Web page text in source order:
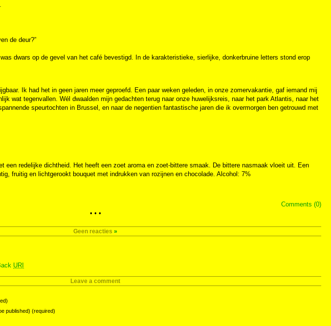
de deur?”
dwars op de gevel van het café bevestigd. In de karakteristieke, sierlijke, donkerbruine letters stond erop
Ik had het in geen jaren meer geproefd. Een paar weken geleden, in onze zomervakantie, gaf iemand mij
wat tegenvallen. Wél dwaalden mijn gedachten terug naar onze huwelijksreis, naar het park Atlantis, naar het
speurtochten in Brussel, en naar de negentien fantastische jaren die ik overmorgen ben getrouwd met
een redelijke dichtheid. Het heeft een zoet aroma en zoet-bittere smaak. De bittere nasmaak vloeit uit. Een
fruitig en lichtgerookt bouquet met indrukken van rozijnen en chocolade. Alcohol: 7%
Comments (0)
• • •
Geen reacties »
URI
Leave a comment
published) (required)